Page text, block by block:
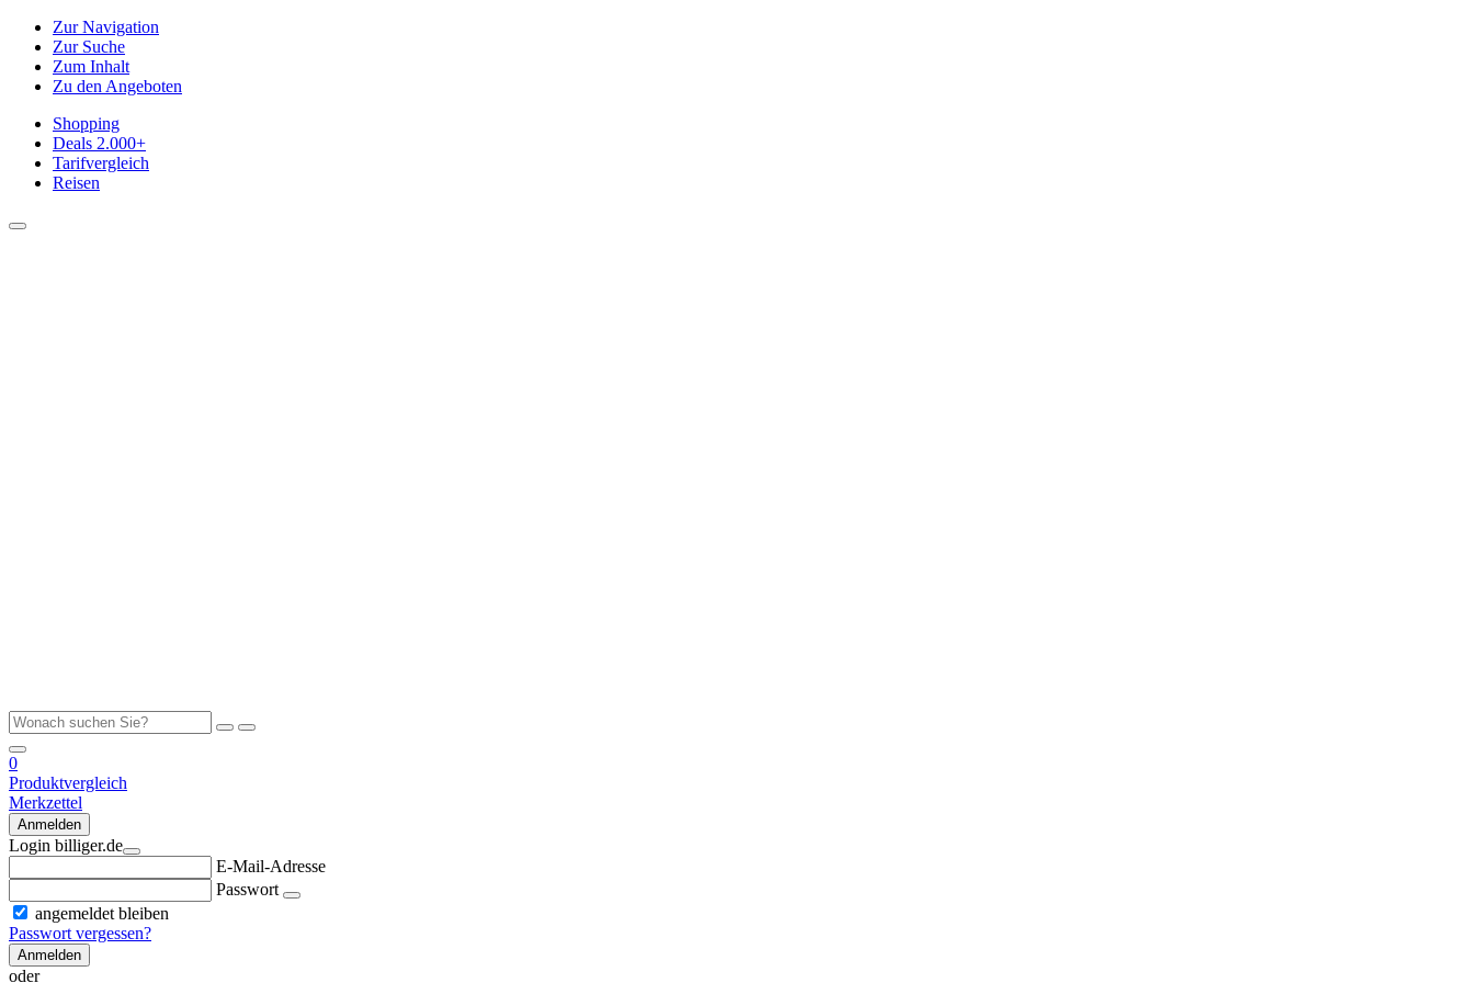
Zur Navigation
Zur Suche
Zum Inhalt
Zu den Angeboten
Shopping
Deals 2.000+
Tarifvergleich
Reisen
0
Produktvergleich
Merkzettel
Anmelden
Login billiger.de
E-Mail-Adresse
Passwort
angemeldet bleiben
Passwort vergessen?
Anmelden
oder